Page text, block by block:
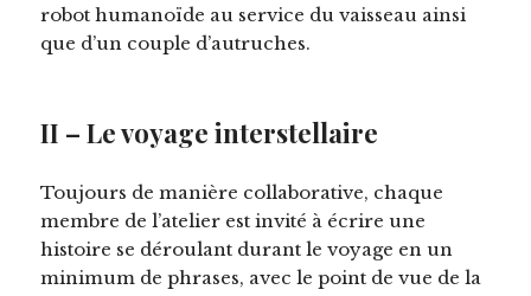
robot humanoïde au service du vaisseau ainsi
que d’un couple d’autruches.
II – Le voyage interstellaire
Toujours de manière collaborative, chaque
membre de l’atelier est invité à écrire une
histoire se déroulant durant le voyage en un
minimum de phrases, avec le point de vue de la